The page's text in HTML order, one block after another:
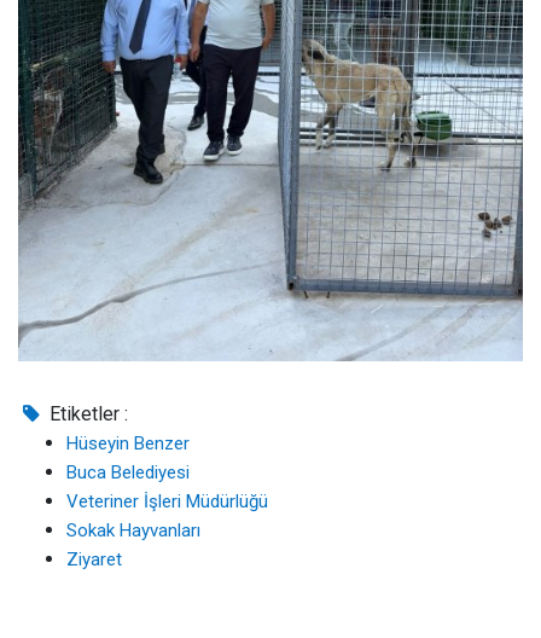
Etiketler :
Hüseyin Benzer
Buca Belediyesi
Veteriner İşleri Müdürlüğü
Sokak Hayvanları
Ziyaret